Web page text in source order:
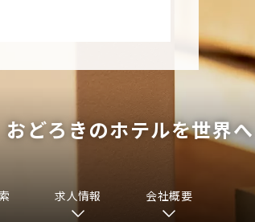
どろきのホテルを世界へ
求人情報 会社概要